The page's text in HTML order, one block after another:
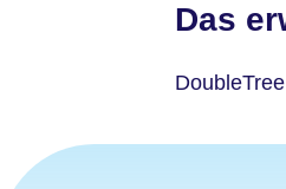
Das